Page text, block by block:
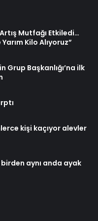
Mutfağı Etkiledi…
Kilo Alıyoruz”
Grup Başkanlığı’na ilk
kişi kaçıyor alevler
birden aynı anda ayak